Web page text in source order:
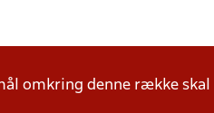
omkring denne række skal